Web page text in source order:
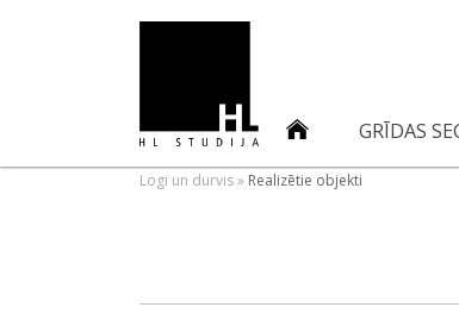
GRĪDAS
Logi un durvis» Realizētie objekti